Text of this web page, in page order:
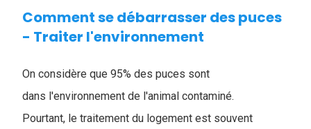
Comment se débarrasser des puces
- Traiter l'environnement
On considère que 95% des puces sont
dans l'environnement de l'animal contaminé.
Pourtant, le traitement du logement est souvent